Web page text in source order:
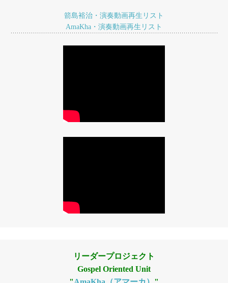
箭島裕治・演奏動画再生リスト
AmaKha・演奏動画再生リスト
リーダープロジェクト
Gospel Oriented Unit